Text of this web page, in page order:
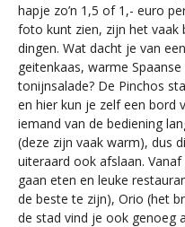
hapje zo’n 1,5 of 1,- euro
foto kunt zien, zijn het vaak
dingen. Wat dacht je van
geitenkaas, warme
tonijnsalade? De Pinchos
en hier kun je zelf een bord
iemand van de bediening
(deze zijn vaak warm), dus
uiteraard ook afslaan.
gaan eten en leuke
de beste te zijn), Orio (het
de stad vind je ook genoeg